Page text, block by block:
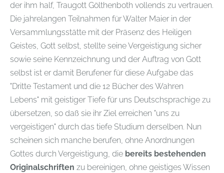
der ihm half, Traugott Gölthenboth vollends zu vertrauen.
Die jahrelangen Teilnahmen für Walter Maier in der
Versammlungsstätte mit der Präsenz des Heiligen
Geistes, Gott selbst, stellte seine Vergeistigung sicher
sowie seine Kennzeichnung und der Auftrag von Gott
selbst ist er damit Berufener für diese Aufgabe das
"Dritte Testament und die 12 Bücher des Wahren
Lebens" mit geistiger Tiefe für uns Deutschsprachige zu
übersetzen, so daß sie ihr Ziel erreichen "uns zu
vergeistigen" durch das tiefe Studium derselben. Nun
scheinen sich manche berufen, ohne Anordnungen
Gottes durch Vergeistigung, die bereits bestehenden
Originalschriften zu bereinigen, ohne geistiges Wissen